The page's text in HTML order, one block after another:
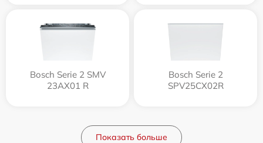
Bosch Serie 2 SMV
23AX01 R
Bosch Serie 2
SPV25CX02R
Показать больше